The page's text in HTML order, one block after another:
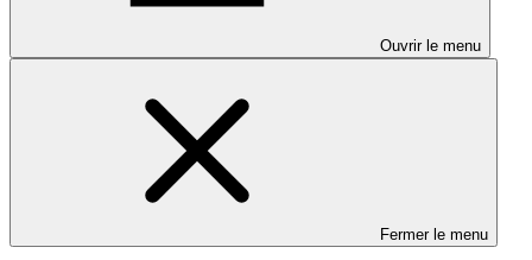
Ouvrir le menu
Fermer le menu